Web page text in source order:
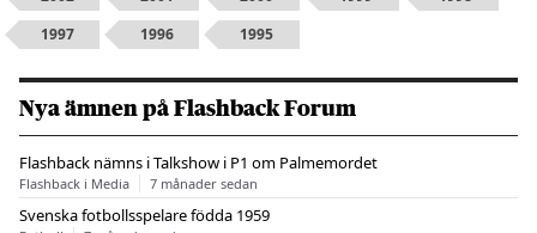
1997
1996 1995
Nya ämnen på Flashback Forum
Flashback nämns i Talkshow i P1 om Palmemordet
Flashback i Media 7 månader sedan
Svenska fotbollsspelare födda 1959